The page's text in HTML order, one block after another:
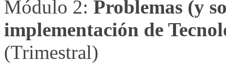
Módulo 2: Problemas (y
implementación de
(Trimestral)